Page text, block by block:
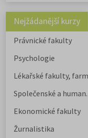
Nejžádanější kurzy
Právnické fakulty
Psychologie
Lékařské fakulty,
Společenské a
Ekonomické fakulty
Žurnalistika